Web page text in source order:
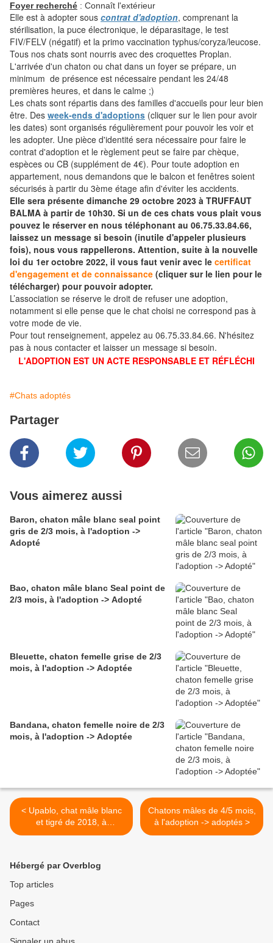
Foyer recherché : Connaît l'extérieur
Elle est à adopter sous contrat d'adoption, comprenant la
stérilisation, la puce électronique, le déparasitage, le test
FIV/FELV (négatif) et la primo vaccination typhus/coryza/leucose.
Tous nos chats sont nourris avec des croquettes Proplan.
L'arrivée d'un chaton ou chat dans un foyer se prépare, un
minimum de présence est nécessaire pendant les 24/48
premières heures, et dans le calme ;)
Les chats sont répartis dans des familles d'accueils pour leur bien
être. Des week-ends d'adoptions (cliquer sur le lien pour avoir
les dates) sont organisés régulièrement pour pouvoir les voir et
les adopter. Une pièce d'identité sera nécessaire pour faire le
contrat d'adoption et le règlement peut se faire par chèque,
espèces ou CB (supplément de 4€). Pour toute adoption en
appartement, nous demandons que le balcon et fenêtres soient
sécurisés à partir du 3ème étage afin d'éviter les accidents.
Elle sera présente dimanche 29 octobre 2023 à TRUFFAUT
BALMA à partir de 10h30. Si un de ces chats vous plait vous
pouvez le réserver en nous téléphonant au 06.75.33.84.66,
laissez un message si besoin (inutile d'appeler plusieurs
fois), nous vous rappellerons. Attention, suite à la nouvelle
loi du 1er octobre 2022, il vous faut venir avec le certificat
d'engagement et de connaissance (cliquer sur le lien pour le
télécharger) pour pouvoir adopter.
L’association se réserve le droit de refuser une adoption,
notamment si elle pense que le chat choisi ne correspond pas à
votre mode de vie.
Pour tout renseignement, appelez au 06.75.33.84.66. N'hésitez
pas à nous contacter et laisser un message si besoin.
L'ADOPTION EST UN ACTE RESPONSABLE ET RÉFLÉCHI
#Chats adoptés
Partager
Vous aimerez aussi
Baron, chaton mâle blanc seal point
gris de 2/3 mois, à l'adoption ->
Adopté
Bao, chaton mâle blanc Seal point de
2/3 mois, à l'adoption -> Adopté
Bleuette, chaton femelle grise de 2/3
mois, à l'adoption -> Adoptée
Bandana, chaton femelle noire de 2/3
mois, à l'adoption -> Adoptée
< Upablo, chat mâle blanc
et tigré de 2018, à
l'adoption -> adopté
Chatons mâles de 4/5 mois,
à l'adoption -> adoptés >
Hébergé par Overblog
Top articles
Pages
Contact